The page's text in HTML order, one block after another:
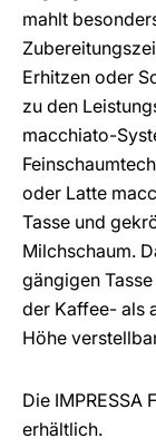
mahlt
Erhitzen oder
zu den
macchiato-
oder Latte
Tasse und
Milchschaum.
gängigen
der Kaffee- als
Höhe
Die IMPRESSA
erhältlich.